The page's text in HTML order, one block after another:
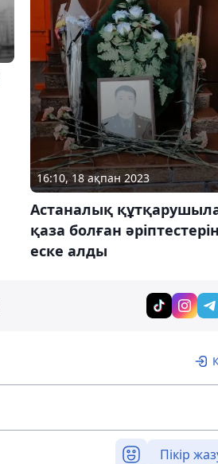
16:10, 18 ақпан 2023
Астаналық
қаза болған
еске алды
Пікір